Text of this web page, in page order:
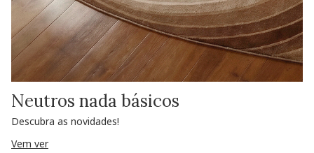
Neutros nada básicos
Descubra as novidades!
Vem ver